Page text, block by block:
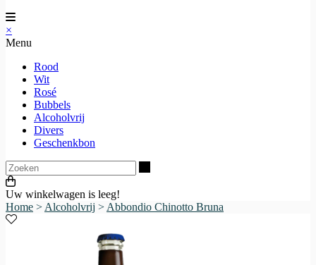
×
Menu
Rood
Wit
Rosé
Bubbels
Alcoholvrij
Divers
Geschenkbon
Uw winkelwagen is leeg!
Home > Alcoholvrij > Abbondio Chinotto Bruna